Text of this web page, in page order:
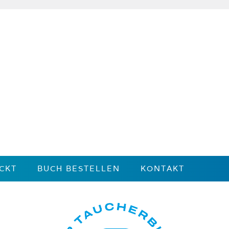
BUCH BESTELLEN KONTAKT